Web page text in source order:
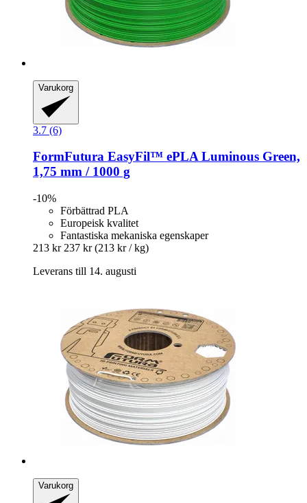
Varukorg
3.7 (6)
FormFutura EasyFil™ ePLA Luminous Green,
1,75 mm / 1000 g
-10%
Förbättrad PLA
Europeisk kvalitet
Fantastiska mekaniska egenskaper
213 kr 237 kr (213 kr / kg)
Leverans till 14. augusti
Varukorg